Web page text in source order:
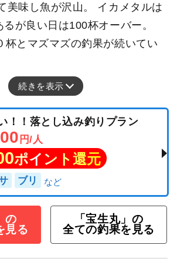
美味し魚が沢山。 イカメタルは
るが良い日は100杯オーバー。
杯とマズマズの釣果が続いてい
続きを表示
！！落とし込み釣りプラン
円/人
ポイント還元
ブリ
の
見る
「宝生丸」の
全ての釣果を見る